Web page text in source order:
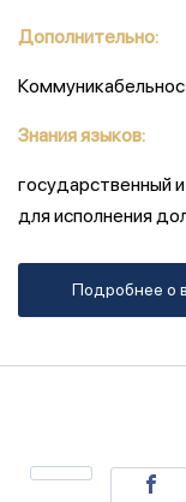
Дополнительно:
Знания языков:
государственный
для исполнения
Подробнее о